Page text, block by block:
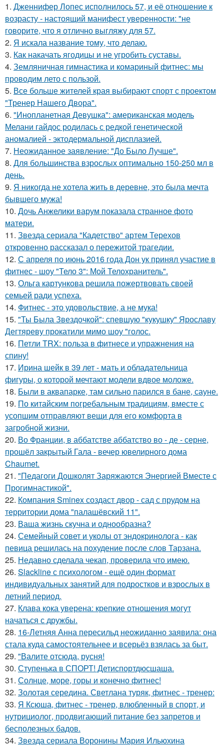
1. Дженнифер Лопес исполнилось 57, и её отношение к
возрасту - настоящий манифест уверенности: "не
говорите, что я отлично выгляжу для 57.
2. Я искала название тому, что делаю.
3. Как накачать ягодицы и не угробить суставы.
4. Земляничная гимнастика и комариный фитнес: мы
проводим лето с пользой.
5. Все больше жителей края выбирают спорт с проектом
"Тренер Нашего Двора".
6. "Инопланетная Девушка": американская модель
Мелани гайдос родилась с редкой генетической
аномалией - эктодермальной дисплазией.
7. Неожиданное заявление: "До Было Лучше".
8. Для большинства взрослых оптимально 150-250 мл в
день.
9. Я никогда не хотела жить в деревне, это была мечта
бывшего мужа!
10. Дочь Анжелики варум показала странное фото
матери.
11. Звезда сериала "Кадетство" артем Терехов
откровенно рассказал о пережитой трагедии.
12. С апреля по июнь 2016 года Дон ук принял участие в
фитнес - шоу "Тело 3": Мой Телохранитель".
13. Ольга картункова решила пожертвовать своей
семьей ради успеха.
14. Фитнес - это удовольствие, а не мука!
15. "Ты Была Звездочкой": спевшую "кукушку" Ярославу
Дегтяреву прокатили мимо шоу "голос.
16. Петли TRX: польза в фитнесе и упражнения на
спину!
17. Ирина шейк в 39 лет - мать и обладательница
фигуры, о которой мечтают модели вдвое моложе.
18. Были в аквапарке, там сильно парился в бане, сауне.
19. По китайским погребальным традициям, вместе с
усопшим отправляют вещи для его комфорта в
загробной жизни.
20. Во Франции, в аббатстве аббатство во - де - серне,
прошёл закрытый Гала - вечер ювелирного дома
Chaumet.
21. "Педагоги Дошколят Заряжаются Энергией Вместе с
Прогимнастикой".
22. Компания Sminex создаст двор - сад с прудом на
территории дома "палашёвский 11".
23. Ваша жизнь скучна и однообразна?
24. Семейный совет и уколы от эндокринолога - как
певица решилась на похудение после слов Тарзана.
25. Недавно сделала чекап, проверила что имею.
26. Slackline с психологом - ещё один формат
индивидуальных занятий для подростков и взрослых в
летний период.
27. Клава кока уверена: крепкие отношения могут
начаться с дружбы.
28. 16-Летняя Анна пересильд неожиданно заявила: она
стала куда самостоятельнее и всерьёз взялась за быт.
29. "Валите отсюда, русня!
30. Ступенька в СПОРТ! Детиспортдюсшаша.
31. Солнце, море, горы и конечно фитнес!
32. Золотая середина. Светлана туряк, фитнес - тренер:
33. Я Ксюша, фитнес - тренер, влюбленный в спорт, и
нутрициолог, продвигающий питание без запретов и
бесполезных бадов.
34. Звезда сериала Воронины Мария Ильюхина